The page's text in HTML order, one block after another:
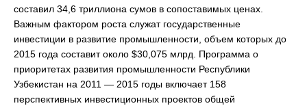
составил 34,6 триллиона сумов в сопоставимых ценах.
Важным фактором роста служат государственные
инвестиции в развитие промышленности, объем которых до
2015 года составит около $30,075 млрд. Программа о
приоритетах развития промышленности Республики
Узбекистан на 2011 — 2015 годы включает 158
перспективных инвестиционных проектов общей